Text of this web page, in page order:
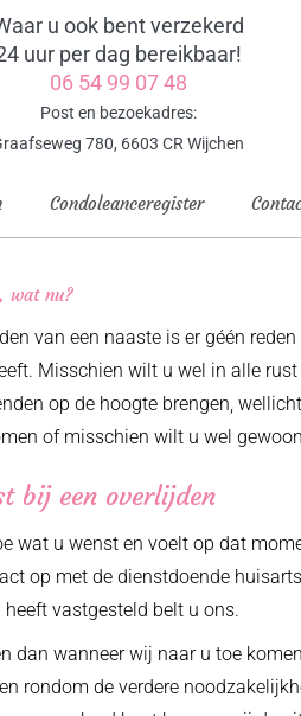
u ook bent verzekerd
uur per dag bereikbaar!
06 54 99 07 48
Post en bezoekadres:
780, 6603 CR Wijchen
Condoleanceregister
wat nu?
van een naaste is er géén
Misschien wilt u wel in alle
op de hoogte brengen,
of misschien wilt u wel
bij een overlijden
wat u wenst en voelt op dat
op met de dienstdoende
heeft vastgesteld belt u ons.
dan wanneer wij naar u toe
rondom de verdere